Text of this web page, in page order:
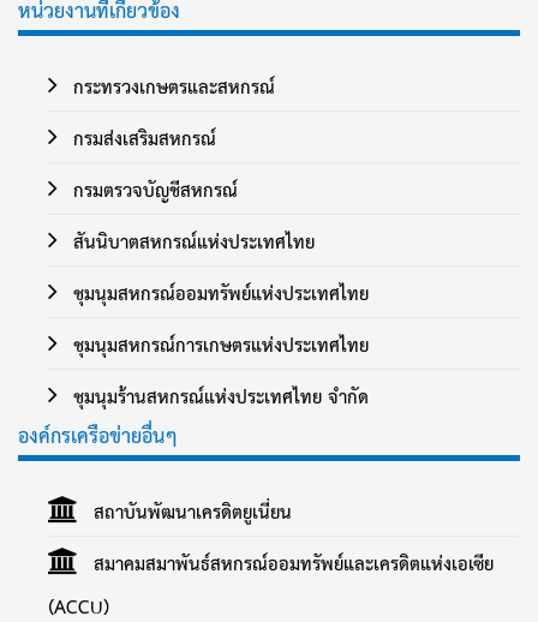
หน่วยงานที่เกี่ยวข้อง
กระทรวงเกษตรและสหกรณ์
กรมส่งเสริมสหกรณ์
กรมตรวจบัญชีสหกรณ์
สันนิบาตสหกรณ์แห่งประเทศไทย
ชุมนุมสหกรณ์ออมทรัพย์แห่งประเทศไทย
ชุมนุมสหกรณ์การเกษตรแห่งประเทศไทย
ชุมนุมร้านสหกรณ์แห่งประเทศไทย จำกัด
องค์กรเครือข่ายอื่นๆ
สถาบันพัฒนาเครดิตยูเนี่ยน
สมาคมสมาพันธ์สหกรณ์ออมทรัพย์และเครดิตแห่งเอเซีย
(ACCU)